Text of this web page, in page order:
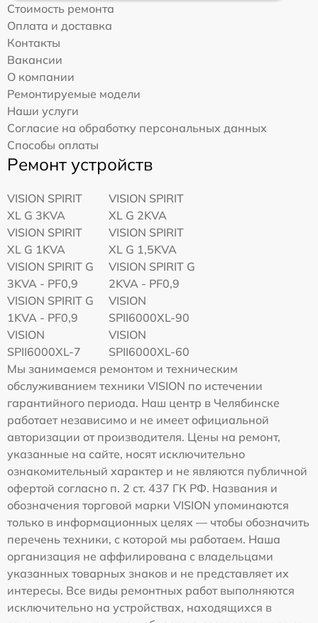
Стоимость ремонта
Оплата и доставка
Контакты
Вакансии
О компании
Ремонтируемые модели
Наши услуги
Согласие на обработку персональных данных
Способы оплаты
Ремонт устройств
VISION SPIRIT
XL G 3KVA
VISION SPIRIT
XL G 2KVA
VISION SPIRIT
XL G 1KVA
VISION SPIRIT
XL G 1,5KVA
VISION SPIRIT G
3KVA - PF0,9
VISION SPIRIT G
2KVA - PF0,9
VISION SPIRIT G
1KVA - PF0,9
VISION
SPII6000XL-90
VISION
SPII6000XL-7
VISION
SPII6000XL-60
Мы занимаемся ремонтом и техническим
обслуживанием техники VISION по истечении
гарантийного периода. Наш центр в Челябинске
работает независимо и не имеет официальной
авторизации от производителя. Цены на ремонт,
указанные на сайте, носят исключительно
ознакомительный характер и не являются публичной
офертой согласно п. 2 ст. 437 ГК РФ. Названия и
обозначения торговой марки VISION упоминаются
только в информационных целях — чтобы обозначить
перечень техники, с которой мы работаем. Наша
организация не аффилирована с владельцами
указанных товарных знаков и не представляет их
интересы. Все виды ремонтных работ выполняются
исключительно на устройствах, находящихся в